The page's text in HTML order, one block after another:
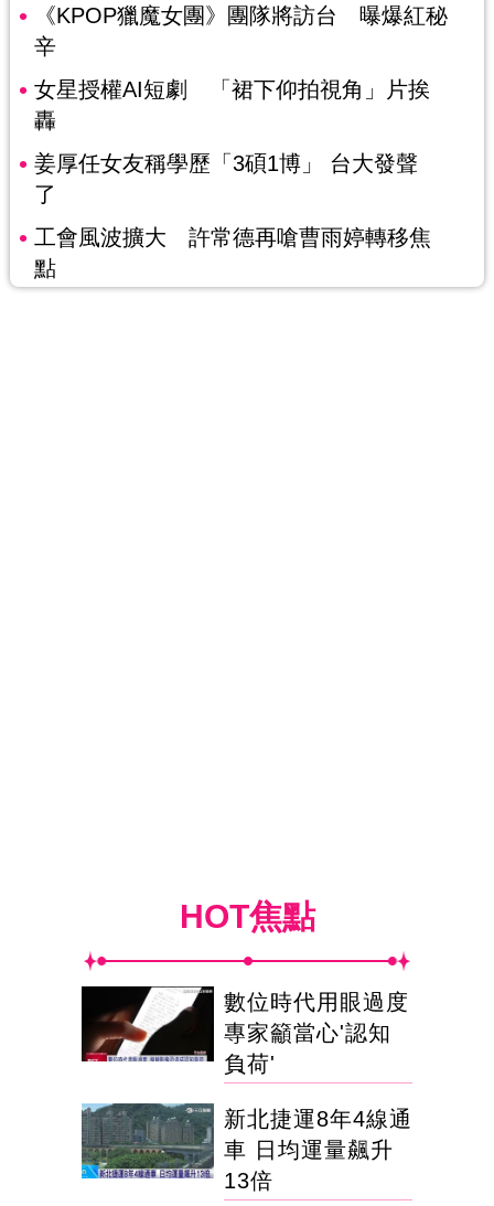
《KPOP獵魔女團》團隊將訪台 曝爆紅秘
辛
女星授權AI短劇 「裙下仰拍視角」片挨
轟
姜厚任女友稱學歷「3碩1博」 台大發聲
了
工會風波擴大 許常德再嗆曹雨婷轉移焦
點
HOT焦點
數位時代用眼過度
專家籲當心'認知
負荷'
新北捷運8年4線通
車 日均運量飆升
13倍